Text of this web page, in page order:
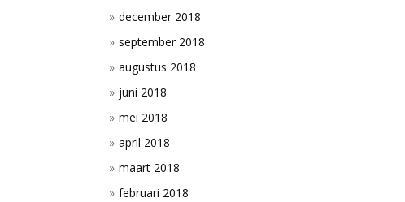
december 2018
september 2018
augustus 2018
juni 2018
mei 2018
april 2018
maart 2018
februari 2018